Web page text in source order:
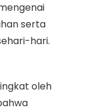
serta
hari.
oleh